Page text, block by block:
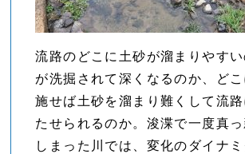
流路のどこに土砂が溜まりやすい
が洗掘されて深くなるのか、ど
施せば土砂を溜まり難くして流
たせられるのか。浚渫で一度真
しまった川では、変化のダイナ